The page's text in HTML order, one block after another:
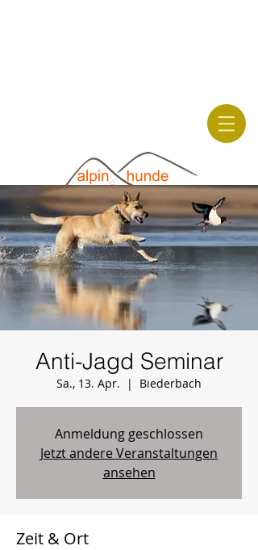
Anti-Jagd Seminar
Sa., 13. Apr.
  |
Biederbach
Anmeldung geschlossen
Jetzt andere Veranstaltungen
ansehen
Zeit & Ort